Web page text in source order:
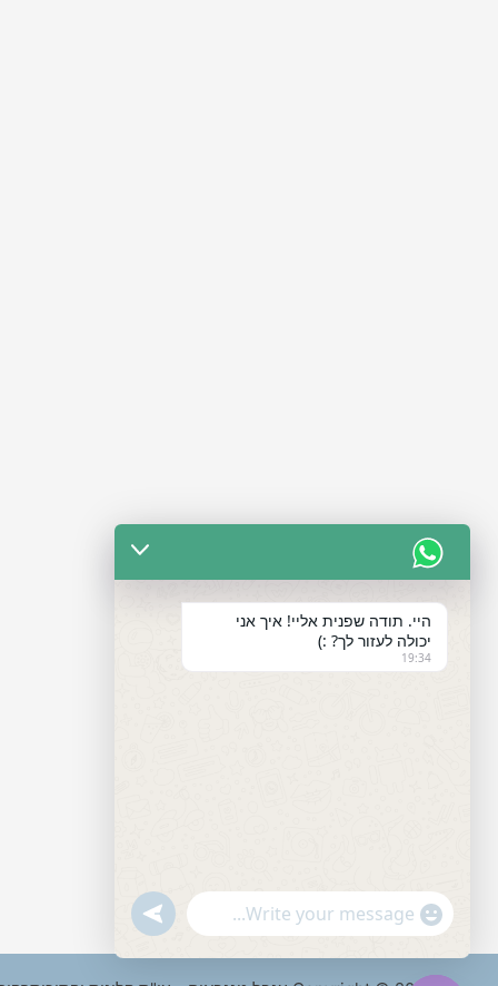
היי. תודה שפנית אליי! איך אני
יכולה לעזור לך? :)
19:34
"+chaty_settings.lang.emoji_picker+"
WhatsApp
undefined